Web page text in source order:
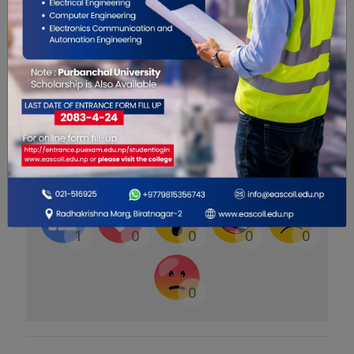
केन्द्रका रूपमा विकास गर्दै लैजाने प्रतिबद्धता बिराट
मेडिकल कलेज टिचिङ हस्पिटलले जनाएको छ ।
यो खबर पढेर तपाईलाई कस्तो महसुस
भयो ?
1 0 0 0 0
0